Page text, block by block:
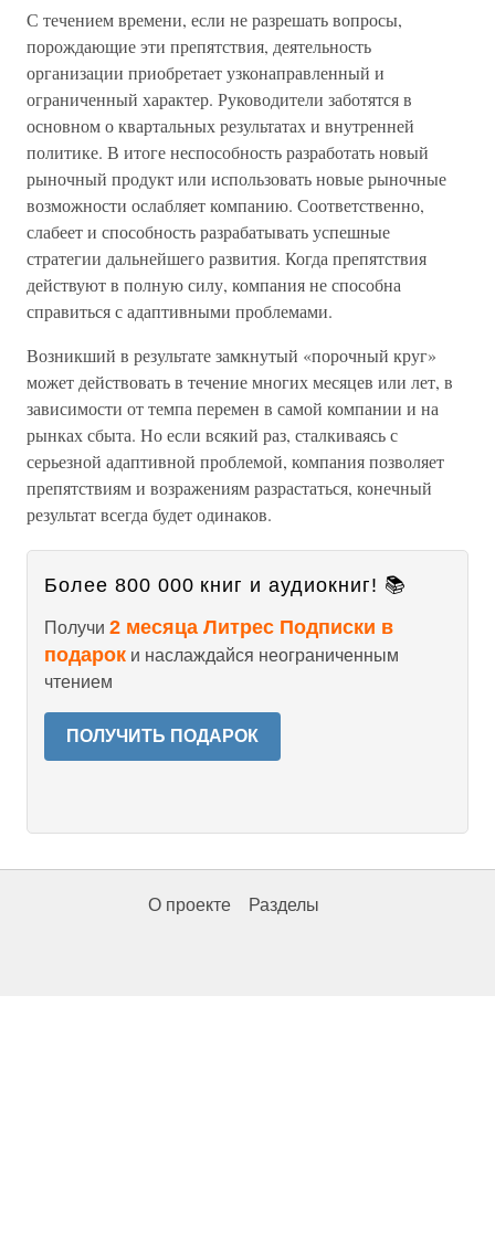
С течением времени, если не разрешать вопросы,
порождающие эти препятствия, деятельность
организации приобретает узконаправленный и
ограниченный характер. Руководители заботятся в
основном о квартальных результатах и внутренней
политике. В итоге неспособность разработать новый
рыночный продукт или использовать новые рыночные
возможности ослабляет компанию. Соответственно,
слабеет и способность разрабатывать успешные
стратегии дальнейшего развития. Когда препятствия
действуют в полную силу, компания не способна
справиться с адаптивными проблемами.
Возникший в результате замкнутый «порочный круг»
может действовать в течение многих месяцев или лет, в
зависимости от темпа перемен в самой компании и на
рынках сбыта. Но если всякий раз, сталкиваясь с
серьезной адаптивной проблемой, компания позволяет
препятствиям и возражениям разрастаться, конечный
результат всегда будет одинаков.
Более 800 000 книг и аудиокниг! 📚
Получи 2 месяца Литрес Подписки в
подарок и наслаждайся неограниченным
чтением
ПОЛУЧИТЬ ПОДАРОК
О проекте Разделы